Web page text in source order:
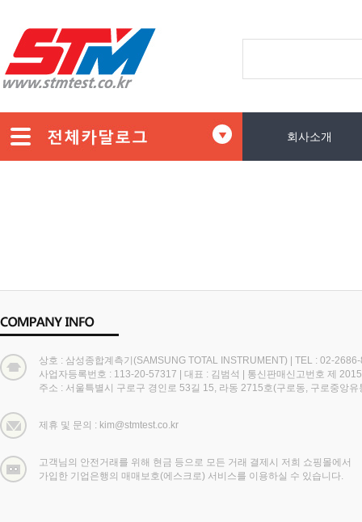
회사소개
상호 : 삼성종합계측기(SAMSUNG TOTAL INSTRUMENT) | TEL : 02-
사업자등록번호 : 113-20-57317 | 대표 : 김범석 | 통신판매신고번호 제
주소 : 서울특별시 구로구 경인로 53길 15, 라동 2715호(구로동, 구로중앙유
제휴 및 문의 : kim@stmtest.co.kr
고객님의 안전거래를 위해 현금 등으로 모든 거래 결제시 저희 쇼핑몰에서
가입한 기업은행의 매매보호(에스크로) 서비스를 이용하실 수 있습니다.